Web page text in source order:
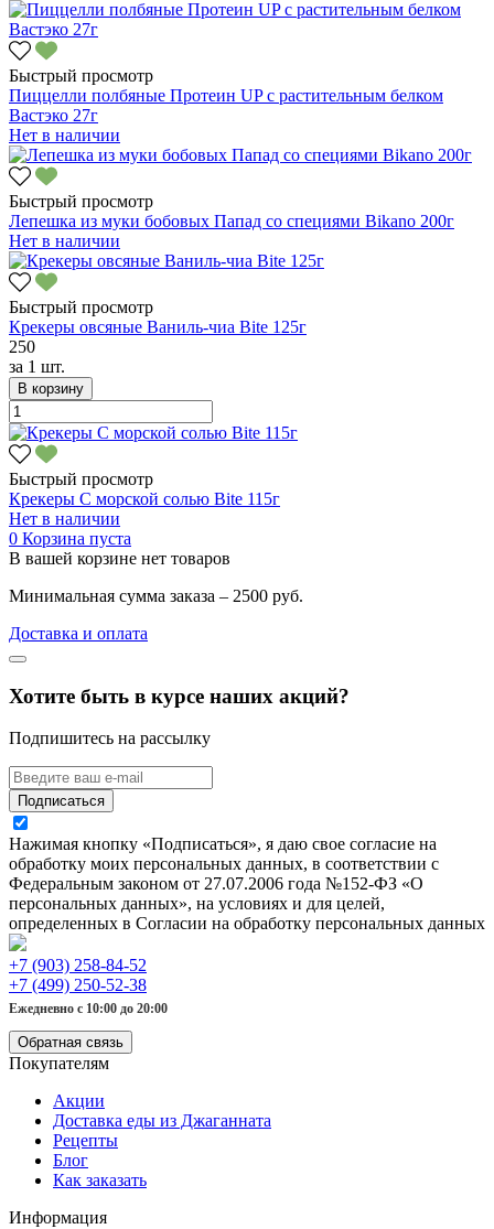
Быстрый просмотр
Пиццелли полбяные Протеин UP с растительным белком
Вастэко 27г
Нет в наличии
Быстрый просмотр
Лепешка из муки бобовых Папад со специями Bikano 200г
Нет в наличии
Быстрый просмотр
Крекеры овсяные Ваниль-чиа Bite 125г
250
за 1 шт.
В корзину
Быстрый просмотр
Крекеры С морской солью Bite 115г
Нет в наличии
0 Корзина пуста
В вашей корзине нет товаров
Минимальная сумма заказа – 2500 руб.
Доставка и оплата
Хотите быть в курсе наших акций?
Подпишитесь на рассылку
Подписаться
Нажимая кнопку «Подписаться», я даю свое согласие на
обработку моих персональных данных, в соответствии с
Федеральным законом от 27.07.2006 года №152-ФЗ «О
персональных данных», на условиях и для целей,
определенных в Согласии на обработку персональных данных
+7 (903) 258-84-52
+7 (499) 250-52-38
Ежедневно с 10:00 до 20:00
Обратная связь
Покупателям
Акции
Доставка еды из Джаганната
Рецепты
Блог
Как заказать
Информация